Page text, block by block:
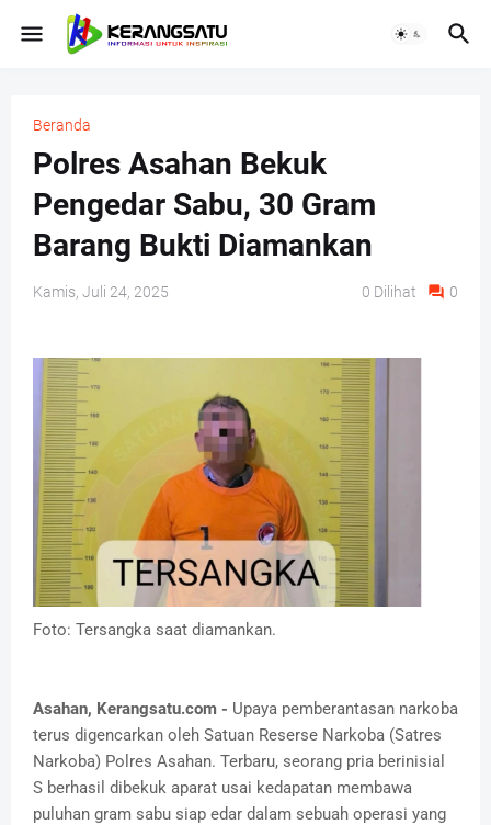
Beranda
Polres Asahan Bekuk
Pengedar Sabu, 30 Gram
Barang Bukti Diamankan
Kamis, Juli 24, 2025 0 Dilihat 0
Foto: Tersangka saat diamankan.
Asahan, Kerangsatu.com - Upaya pemberantasan narkoba
terus digencarkan oleh Satuan Reserse Narkoba (Satres
Narkoba) Polres Asahan. Terbaru, seorang pria berinisial
S berhasil dibekuk aparat usai kedapatan membawa
puluhan gram sabu siap edar dalam sebuah operasi yang